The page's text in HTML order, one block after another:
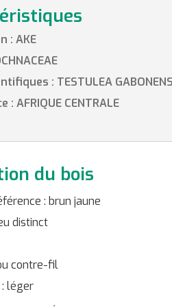
: AKE
: TESTULEA
: AFRIQUE CENTRALE
du bois
: brun jaune
distinct
contre-fil
léger